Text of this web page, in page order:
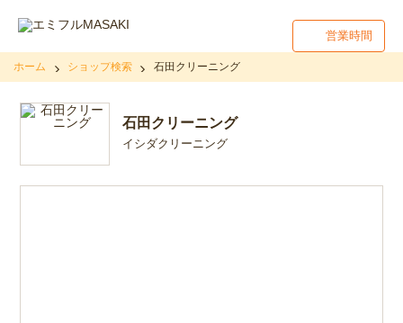
営業時間
ホーム ショップ検索 石田クリーニング
石田クリーニング
イシダクリーニング